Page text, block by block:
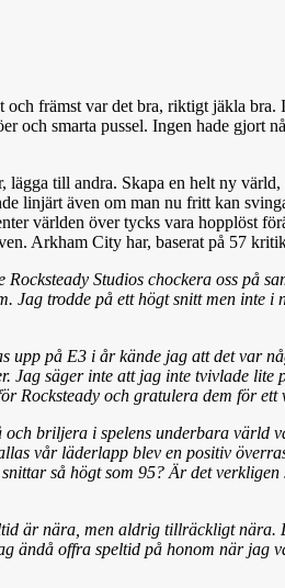
främst var det bra, riktigt jäkla
och smarta pussel. Ingen hade
lägga till andra. Skapa en helt ny
linjärt även om man nu fritt kan
världen över tycks vara hopplöst
Arkham City har, baserat på 57
Rocksteady Studios chockera oss på
Jag trodde på ett högt snitt men
upp på E3 i år kände jag att det var
Jag säger inte att jag inte tvivlade
Rocksteady och gratulera dem för
och briljera i spelens underbara värld
vår läderlapp blev en positiv
så högt som 95? Är det
är nära, men aldrig tillräckligt nära.
ändå offra speltid på honom när jag